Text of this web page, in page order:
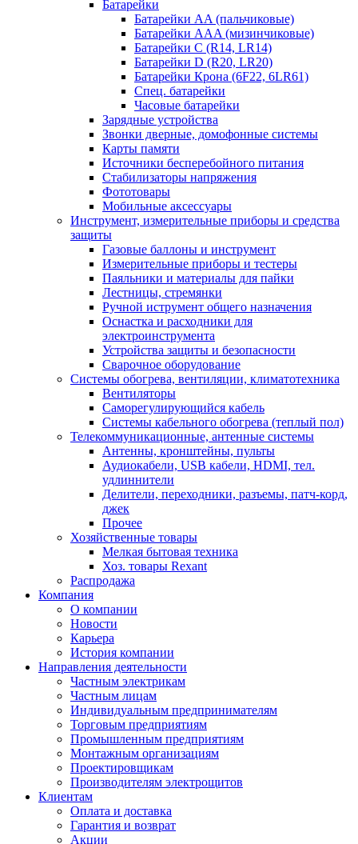
Батарейки
Батарейки AA (пальчиковые)
Батарейки AAA (мизинчиковые)
Батарейки C (R14, LR14)
Батарейки D (R20, LR20)
Батарейки Крона (6F22, 6LR61)
Спец. батарейки
Часовые батарейки
Зарядные устройства
Звонки дверные, домофонные системы
Карты памяти
Источники бесперебойного питания
Стабилизаторы напряжения
Фототовары
Мобильные аксессуары
Инструмент, измерительные приборы и средства
защиты
Газовые баллоны и инструмент
Измерительные приборы и тестеры
Паяльники и материалы для пайки
Лестницы, стремянки
Ручной иструмент общего назначения
Оснастка и расходники для
электроинструмента
Устройства защиты и безопасности
Сварочное оборудование
Системы обогрева, вентиляции, климатотехника
Вентиляторы
Саморегулирующийся кабель
Системы кабельного обогрева (теплый пол)
Телекоммуникационные, антенные системы
Антенны, кронштейны, пульты
Аудиокабели, USB кабели, HDMI, тел.
удлиннители
Делители, переходники, разъемы, патч-корд,
джек
Прочее
Хозяйственные товары
Мелкая бытовая техника
Хоз. товары Rexant
Распродажа
Компания
О компании
Новости
Карьера
История компании
Направления деятельности
Частным электрикам
Частным лицам
Индивидуальным предпринимателям
Торговым предприятиям
Промышленным предприятиям
Монтажным организациям
Проектировщикам
Производителям электрощитов
Клиентам
Оплата и доставка
Гарантия и возврат
Акции